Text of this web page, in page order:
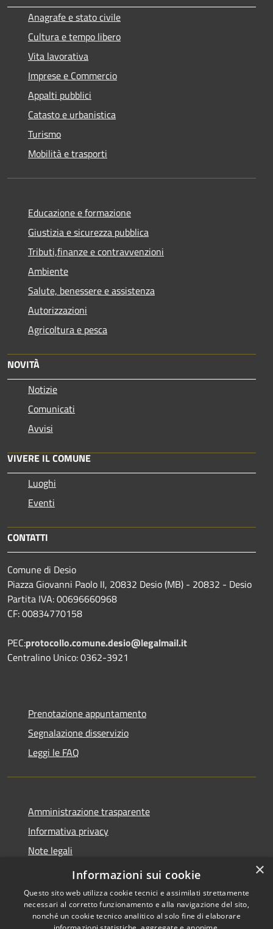
Anagrafe e stato civile
Cultura e tempo libero
Vita lavorativa
Imprese e Commercio
Appalti pubblici
Catasto e urbanistica
Turismo
Mobilità e trasporti
Educazione e formazione
Giustizia e sicurezza pubblica
Tributi,finanze e contravvenzioni
Ambiente
Salute, benessere e assistenza
Autorizzazioni
Agricoltura e pesca
NOVITÀ
Notizie
Comunicati
Avvisi
VIVERE IL COMUNE
Luoghi
Eventi
CONTATTI
Comune di Desio
Piazza Giovanni Paolo II, 20832 Desio (MB) - 20832 - Desio
Partita IVA: 00696660968
CF: 00834770158
PEC:protocollo.comune.desio@legalmail.it
Centralino Unico: 0362-3921
Prenotazione appuntamento
Segnalazione disservizio
Leggi le FAQ
Amministrazione trasparente
Informativa privacy
Note legali
Dichiarazione di accessibilità
×
Informazioni sui cookie
Questo sito web utilizza cookie tecnici e assimilati strettamente
necessari al corretto funzionamento e alla navigazione del sito,
nonché un cookie tecnico analitico al solo fine di elaborare